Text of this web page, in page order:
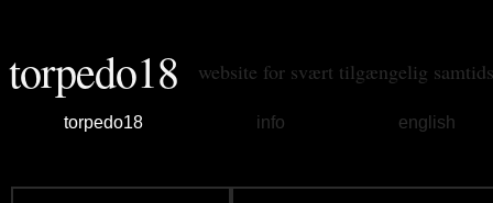
torpedo18 website for svært tilgængelig
torpedo18 info english